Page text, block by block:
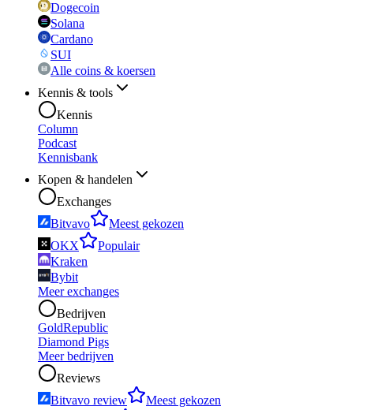
Dogecoin
Solana
Cardano
SUI
Alle coins & koersen
Kennis & tools
Kennis
Column
Podcast
Kennisbank
Kopen & handelen
Exchanges
Bitvavo
Meest gekozen
OKX
Populair
Kraken
Bybit
Meer exchanges
Bedrijven
GoldRepublic
Diamond Pigs
Meer bedrijven
Reviews
Bitvavo review
Meest gekozen